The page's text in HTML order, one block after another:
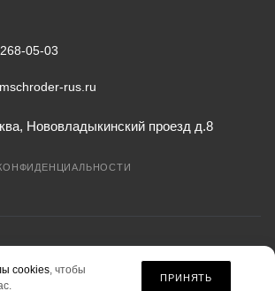
05-03
rus.ru
Нововладыкинский проезд д.8
rus.ru» не является публичной офертой.
cookies, чтобы
ПРИНЯТЬ